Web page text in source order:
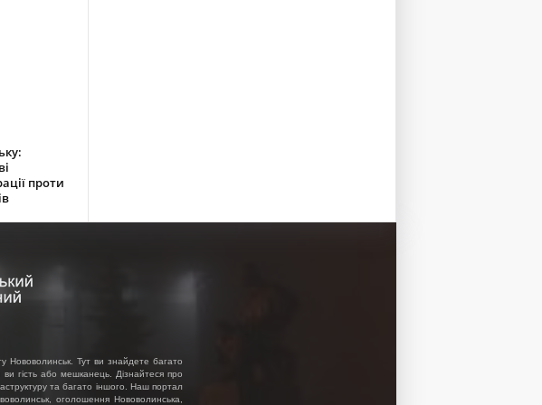
проти
Нововолинськ. Тут ви знайдете багато
гість або мешканець. Дізнайтеся про
та багато іншого. Наш портал
оголошення Нововолинська,